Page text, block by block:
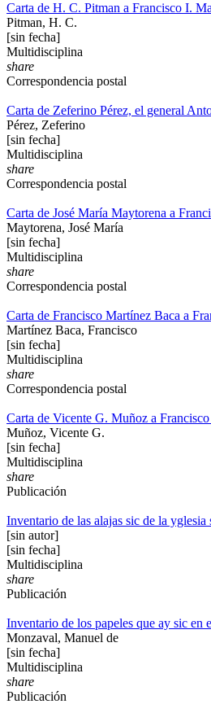
Carta de H. C. Pitman a Francisco I.
Pitman, H. C.
[sin fecha]
Multidisciplina
share
Correspondencia postal
Carta de Zeferino Pérez, el general
Pérez, Zeferino
[sin fecha]
Multidisciplina
share
Correspondencia postal
Carta de José María Maytorena a
Maytorena, José María
[sin fecha]
Multidisciplina
share
Correspondencia postal
Carta de Francisco Martínez Baca a
Martínez Baca, Francisco
[sin fecha]
Multidisciplina
share
Correspondencia postal
Carta de Vicente G. Muñoz a
Muñoz, Vicente G.
[sin fecha]
Multidisciplina
share
Publicación
Inventario de las alajas sic de la
[sin autor]
[sin fecha]
Multidisciplina
share
Publicación
Inventario de los papeles que ay sic en
Monzaval, Manuel de
[sin fecha]
Multidisciplina
share
Publicación